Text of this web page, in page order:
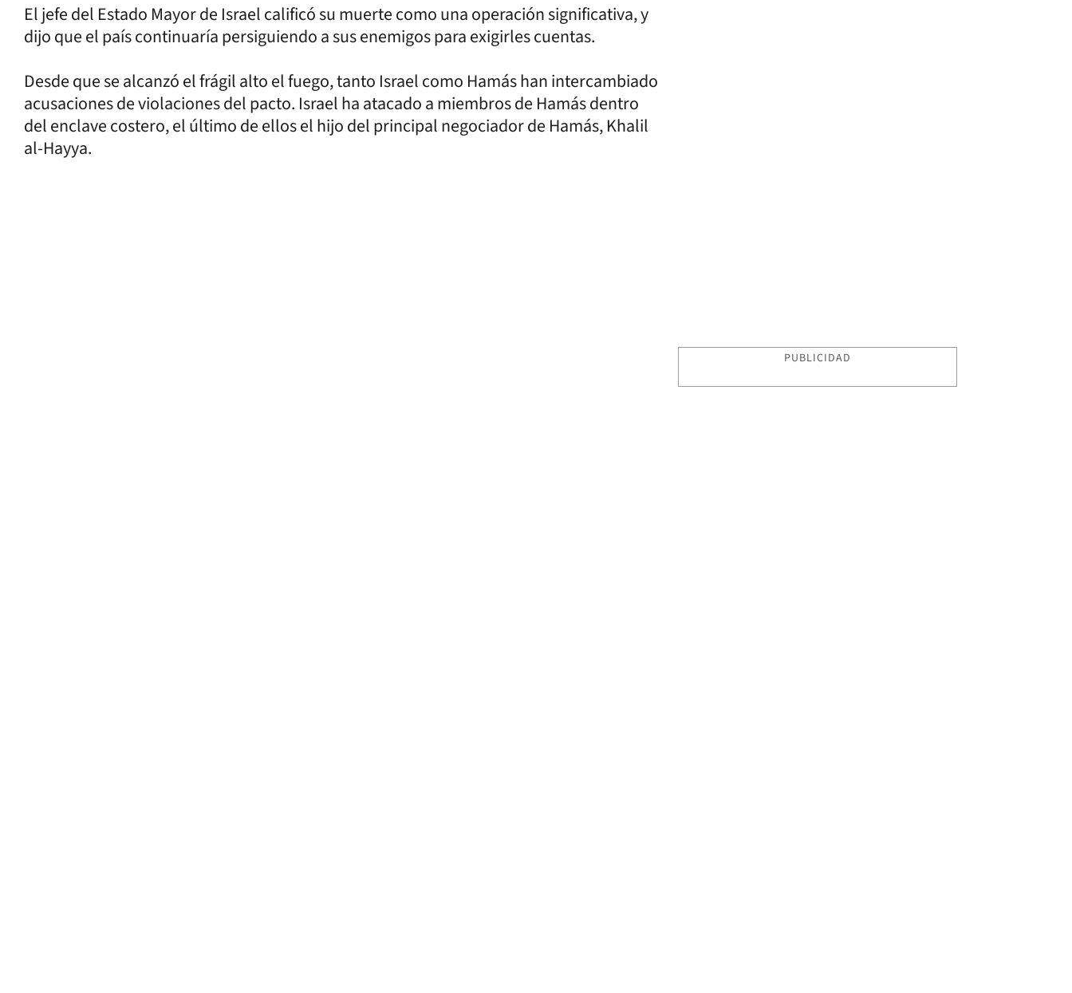
El jefe del Estado Mayor de Israel calificó su muerte como una operación significativa, y
dijo que el país continuaría persiguiendo a sus enemigos para exigirles cuentas.
Desde que se alcanzó el frágil alto el fuego, tanto Israel como Hamás han intercambiado
acusaciones de violaciones del pacto. Israel ha atacado a miembros de Hamás dentro
del enclave costero, el último de ellos el hijo del principal negociador de Hamás, Khalil
al-Hayya.
PUBLICIDAD